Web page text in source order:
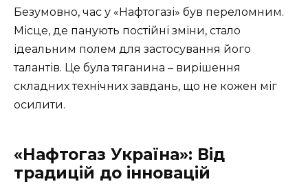
Безумовно, час у «Нафтогазі» був переломним.
Місце, де панують постійні зміни, стало
ідеальним полем для застосування його
талантів. Це була тяганина – вирішення
складних технічних завдань, що не кожен міг
осилити.
«Нафтогаз Україна»: Від
традицій до інновацій